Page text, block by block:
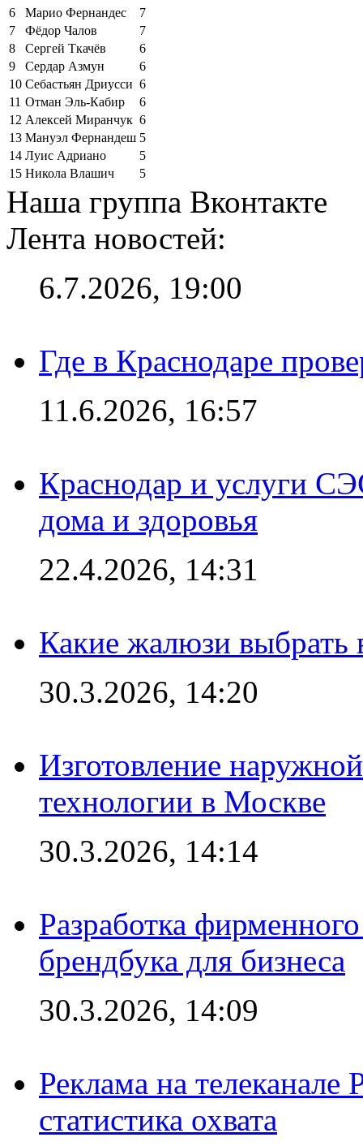
6
Марио Фернандес
7
7
Фёдор Чалов
7
8
Сергей Ткачёв
6
9
Сердар Азмун
6
10 Себастьян Дриусси 6
11 Отман Эль-Кабир
6
12 Алексей Миранчук 6
13 Мануэл Фернандеш 5
14 Луис Адриано
5
15 Никола Влашич 5
Наша группа Вконтакте
Лента новостей:
6.7.2026, 19:00
Где в Краснодаре
11.6.2026, 16:57
Краснодар и услуги
дома и здоровья
22.4.2026, 14:31
Какие жалюзи выбрать
30.3.2026, 14:20
Изготовление
технологии в Москве
30.3.2026, 14:14
Разработка
брендбука для бизнеса
30.3.2026, 14:09
Реклама на
статистика охвата